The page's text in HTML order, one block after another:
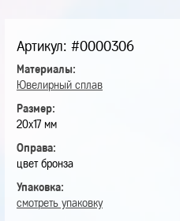
Артикул: #0000306
Материалы:
Ювелирный сплав
Размер:
20х17 мм
Оправа:
цвет бронза
Упаковка:
смотреть упаковку